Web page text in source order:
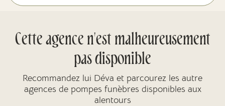
Cette agence n'est malheureusement
pas disponible
Recommandez lui Déva et parcourez les autre
agences de pompes funèbres disponibles aux
alentours